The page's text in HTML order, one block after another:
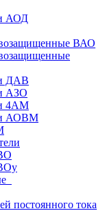
АОД
ВАО
ДАВ
АЗО
4АМ
АОВМ
постоянного тока